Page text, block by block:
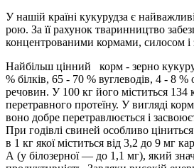
У нашій країні кукурудза є
рою. За її рахунок тваринництво
концентрованими кормами, силосом
Найбільш цінний корм - зерно
% білків, 65 - 70 % вуглеводів, 4 - 8 %
речо­вин. У 100 кг його міститься 134
перетравного про­теїну. У вигляді
воно добре перетрав­люється і
При годівлі свиней особ­ливо
в 1 кг якої міститься від 3,2 до 9 мг
А (у білозерної — до 1,1 мг), який